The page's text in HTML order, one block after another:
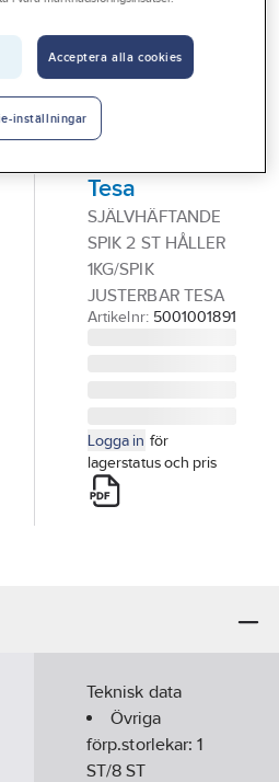
TESA
Självhäftande
spik,
Tesa
SJÄLVHÄFTANDE
SPIK 2 ST HÅLLER
1KG/SPIK
JUSTERBAR TESA
Artikelnr: 5001001891
Logga in för
lagerstatus och pris
Teknisk data
Övriga
förp.storlekar:1
ST/8 ST
Acceptera alla cookies
inställningar